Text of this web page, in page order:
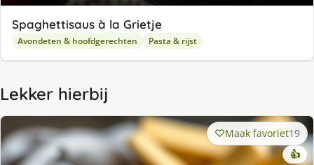
Spaghettisaus à la Grietje
Avondeten & hoofdgerechten Pasta & rijst
Lekker hierbij
Maak favoriet19
👍